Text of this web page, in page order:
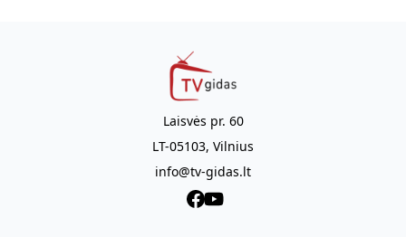
sukandžiotas grobis nusilps ir taps pažeidžiamas. Žirafoms
ilgas kaklas tarnauja pasiekiant aukščiausiai esančius
augalų lapus, surinkusius drėgmę. Daugiau nei 150 tonų
sveriantis banginis turi įveikti nemažą atstumą, kad
pasisotintų kriliu. O begemoto patelės įveikia neįtikėtinus
sunkumus, kad tik ką gimusius, 100 kg sveriančius
jauniklius, kuo skubiau išneštų į sausumą.
Laisvės pr. 60
LT-05103, Vilnius
info@tv-gidas.lt